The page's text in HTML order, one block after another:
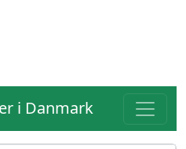
i Danmark